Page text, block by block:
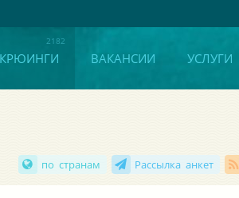
КРЮИНГИ ВАКАНСИИ УСЛУГИ
по странам Рассылка анкет